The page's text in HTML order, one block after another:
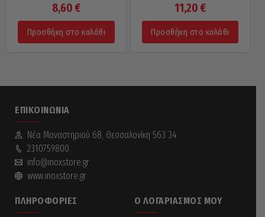
8,60 €
Προσθήκη στο καλάθι
11,20 €
Προσθήκη στο καλάθι
ΕΠΙΚΟΙΝΩΝΊΑ
Νέα Mοναστηριού 68, Θεσσαλονίκη 563 34
2310759800
info@inoxstore.gr
www.inoxstore.gr
ΠΛΗΡΟΦΟΡΊΕΣ Ο ΛΟΓΑΡΙΑΣΜΌΣ ΜΟΥ